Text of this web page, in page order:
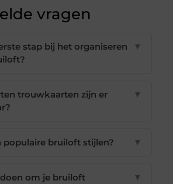
vragen
stap bij het organiseren
▼
trouwkaarten zijn er
▼
populaire bruiloft stijlen? ▼
om je bruiloft
▼